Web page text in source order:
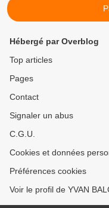
Hébergé par Overblog
Top articles
Pages
Contact
Signaler un abus
C.G.U.
Cookies et données
Préférences cookies
Voir le profil de YVAN